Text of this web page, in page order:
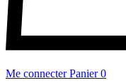
Me connecterPanier0